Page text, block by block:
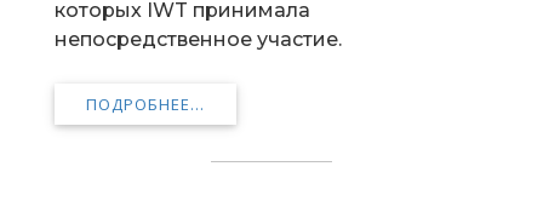
которых IWT принимала
непосредственное участие.
ПОДРОБНЕЕ...